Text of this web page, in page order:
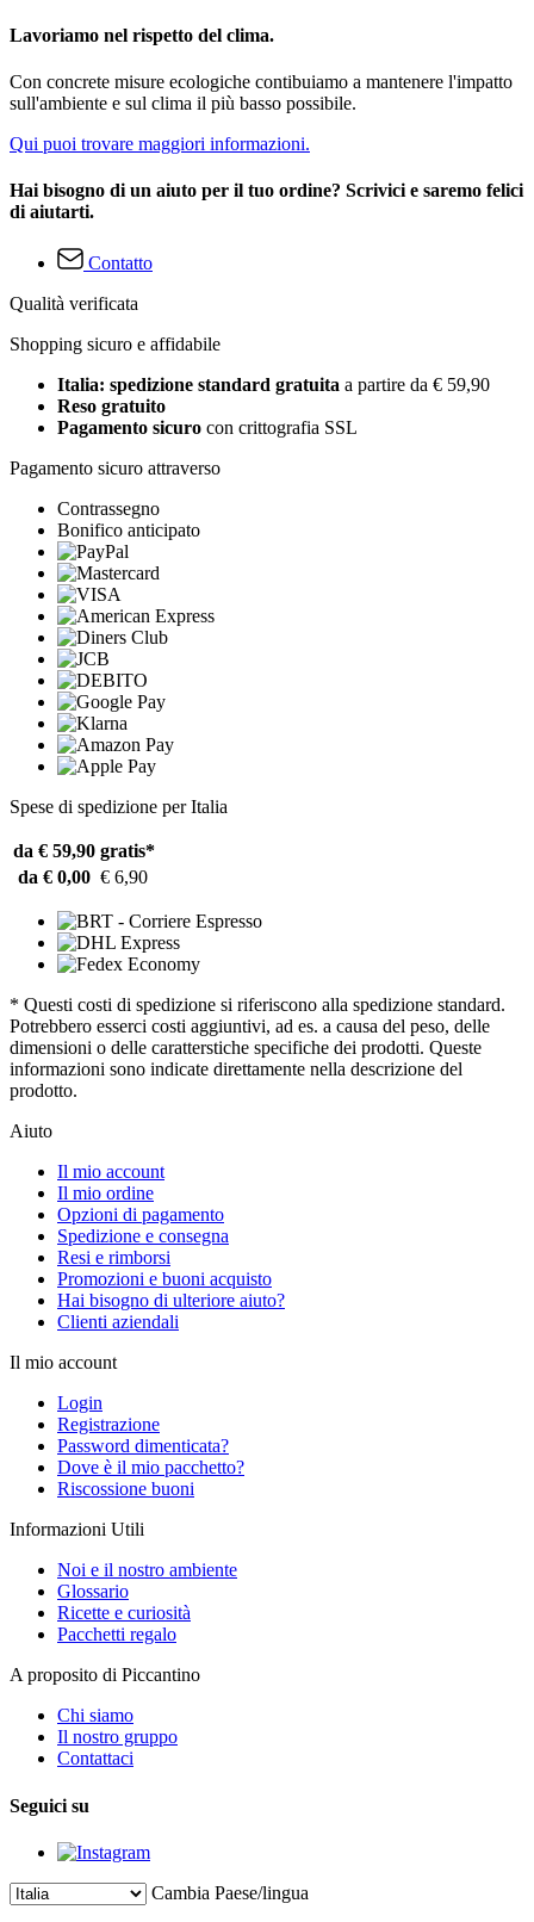
Lavoriamo nel rispetto del clima.
Con concrete misure ecologiche contibuiamo a mantenere l'impatto
sull'ambiente e sul clima il più basso possibile.
Qui puoi trovare maggiori informazioni.
Hai bisogno di un aiuto per il tuo ordine? Scrivici e saremo felici
di aiutarti.
Contatto
Qualità verificata
Shopping sicuro e affidabile
Italia: spedizione standard gratuita a partire da € 59,90
Reso gratuito
Pagamento sicuro con crittografia SSL
Pagamento sicuro attraverso
Contrassegno
Bonifico anticipato
Spese di spedizione per Italia
da € 59,90 gratis*
da € 0,00 € 6,90
* Questi costi di spedizione si riferiscono alla spedizione standard.
Potrebbero esserci costi aggiuntivi, ad es. a causa del peso, delle
dimensioni o delle caratterstiche specifiche dei prodotti. Queste
informazioni sono indicate direttamente nella descrizione del
prodotto.
Aiuto
Il mio account
Il mio ordine
Opzioni di pagamento
Spedizione e consegna
Resi e rimborsi
Promozioni e buoni acquisto
Hai bisogno di ulteriore aiuto?
Clienti aziendali
Il mio account
Login
Registrazione
Password dimenticata?
Dove è il mio pacchetto?
Riscossione buoni
Informazioni Utili
Noi e il nostro ambiente
Glossario
Ricette e curiosità
Pacchetti regalo
A proposito di Piccantino
Chi siamo
Il nostro gruppo
Contattaci
Seguici su
Cambia Paese/lingua